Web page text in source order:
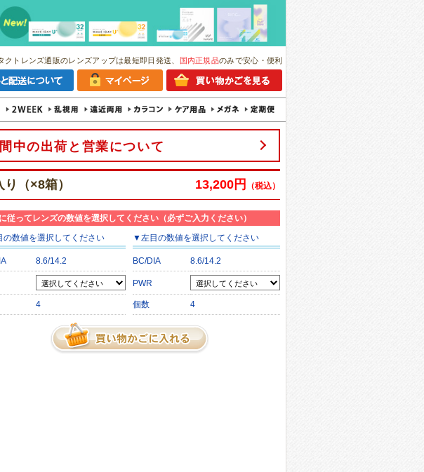
クトレンズ通販のレンズアップは最短即日発送、 国内正規品のみで安心・便利
中の出荷と営業について
（×8箱） 13,200円 （税込）
従ってレンズの数値を選択してください（必ずご入力ください）
の数値を選択してください
8.6/14.2
4
▼左目の数値を選択してください
BC/DIA 8.6/14.2
PWR
個数 4